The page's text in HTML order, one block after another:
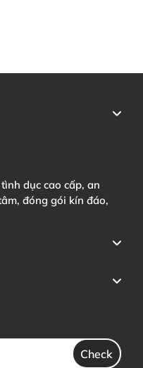
dục cao cấp, an
đóng gói kín đáo,
Check